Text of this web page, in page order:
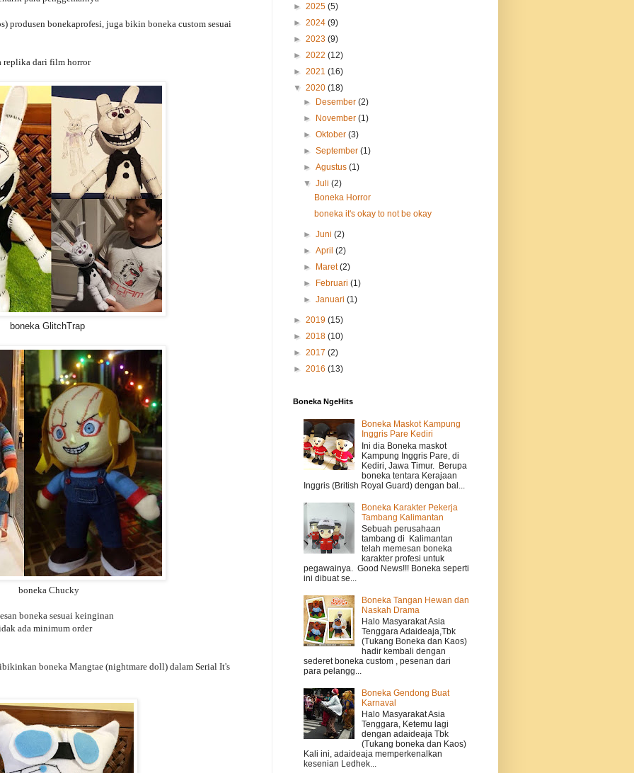
produsen bonekaprofesi, juga bikin boneka custom sesuai
replika dari film horror
boneka GlitchTrap
boneka Chucky
boneka sesuai keinginan
ada minimum order
boneka Mangtae (nightmare doll) dalam Serial It's
► 2025 (5)
► 2024 (9)
► 2023 (9)
► 2022 (12)
► 2021 (16)
▼ 2020 (18)
►
Desember(2)
►
November(1)
►Oktober(3)
►September(1)
►Agustus(1)
▼Juli(2)
Boneka Horror
boneka it's okay to not be okay
►Juni(2)
►April(2)
►
Maret(2)
►
Februari(1)
►Januari(1)
► 2019 (15)
► 2018 (10)
► 2017 (2)
► 2016 (13)
Boneka NgeHits
Boneka Maskot Kampung
Inggris Pare Kediri
Ini dia Boneka maskot
Kampung Inggris Pare, di
Kediri, Jawa Timur. Berupa
boneka tentara Kerajaan
Inggris (British Royal Guard) dengan bal...
Boneka Karakter Pekerja
Tambang Kalimantan
Sebuah perusahaan
tambang di Kalimantan
telah memesan boneka
karakter profesi untuk
pegawainya. Good News!!! Boneka seperti
ini dibuat se...
Boneka Tangan Hewan dan
Naskah Drama
Halo Masyarakat Asia
Tenggara Adaideaja,Tbk
(Tukang Boneka dan Kaos)
hadir kembali dengan
sederet boneka custom , pesenan dari
para pelangg...
Boneka Gendong Buat
Karnaval
Halo Masyarakat Asia
Tenggara, Ketemu lagi
dengan adaideaja Tbk
(Tukang boneka dan Kaos)
Kali ini, adaideaja memperkenalkan
kesenian Ledhek...